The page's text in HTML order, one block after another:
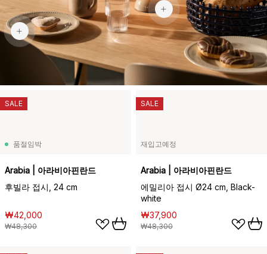
₩59,900
품절임박
Arabia | 아라비아핀란드
후빌라 접시, 24 cm
₩42,000
₩48,300
SALE
재입고예정
Arabia | 아라비아핀란드
에밀리아 접시 Ø24 cm, Black-
white
₩37,900
₩48,300
SALE